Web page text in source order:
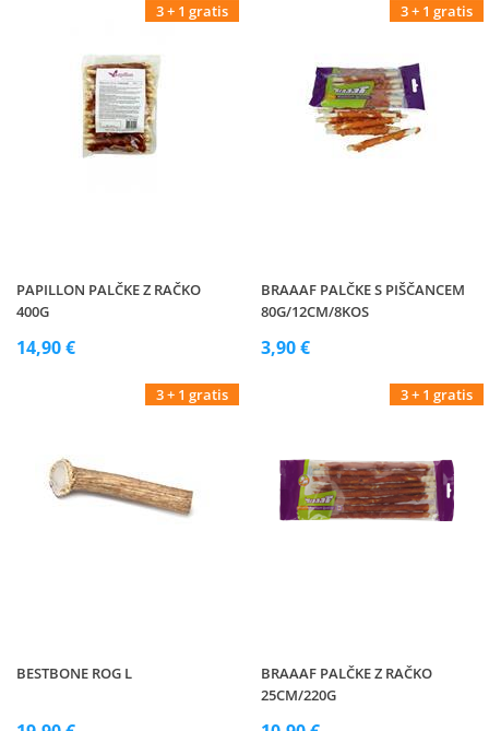
3 + 1 gratis
PAPILLON PALČKE Z RAČKO
400G
14,90 €
3 + 1 gratis
BRAAAF PALČKE S PIŠČANCEM
80G/12CM/8KOS
3,90 €
3 + 1 gratis
BESTBONE ROG L
3 + 1 gratis
BRAAAF PALČKE Z RAČKO
25CM/220G